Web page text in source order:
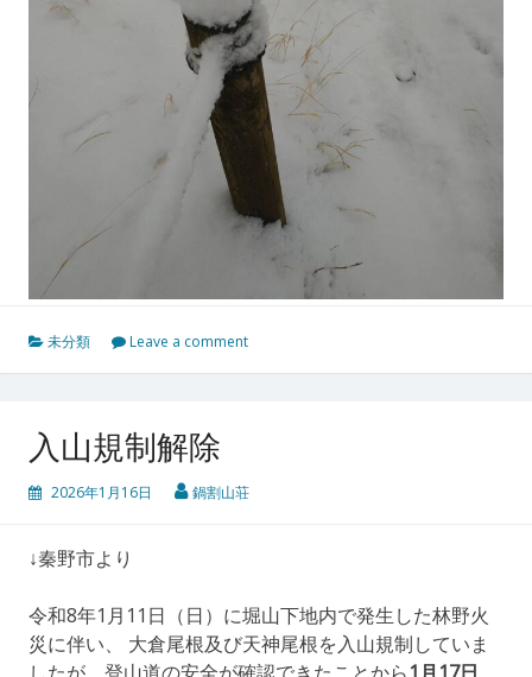
未分類 Leave a comment
入山規制解除
2026年1月16日 鍋割山荘
↓秦野市より
令和8年1月11日（日）に堀山下地内で発生した林野火
災に伴い、 大倉尾根及び天神尾根を入山規制していま